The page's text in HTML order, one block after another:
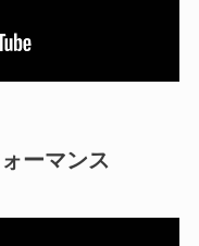
ーマンス